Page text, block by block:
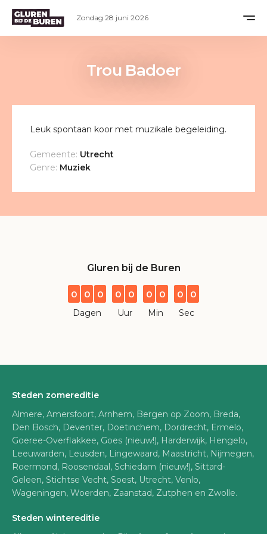
Trou Badoer
Leuk spontaan koor met muzikale begeleiding.
Gemeente: Utrecht
Genre: Muziek
Gluren bij de Buren
0 0 0
Dagen
0 0
Uur
0 0
Min
0 0
Sec
Steden zomereditie
Almere, Amersfoort, Arnhem, Bergen op Zoom, Breda,
Den Bosch, Deventer, Doetinchem, Dordrecht, Ermelo,
Goeree-Overflakkee, Goes (nieuw!), Harderwijk, Hengelo,
Leeuwarden, Leusden, Lingewaard, Maastricht, Nijmegen,
Roermond, Roosendaal, Schiedam (nieuw!), Sittard-
Geleen, Stichtse Vecht, Soest, Utrecht, Venlo,
Wageningen, Woerden, Zaanstad, Zutphen en Zwolle.
Steden wintereditie
Zondag 28 juni 2026